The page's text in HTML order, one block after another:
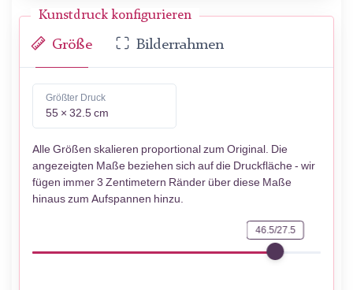
Kunstdruck konfigurieren
Größe Bilderrahmen
Größter Druck
55 × 32.5 cm
Alle Größen skalieren proportional zum Original. Die
angezeigten Maße beziehen sich auf die Druckfläche - wir
fügen immer 3 Zentimetern Ränder über diese Maße
hinaus zum Aufspannen hinzu.
46.5/27.5